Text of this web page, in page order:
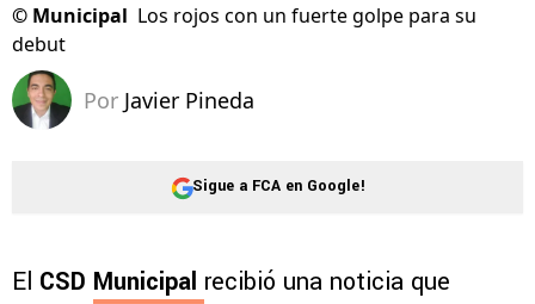
© Municipal Los rojos con un fuerte golpe para su
debut
Por Javier Pineda
Sigue a FCA en Google!
El CSD Municipal recibió una noticia que